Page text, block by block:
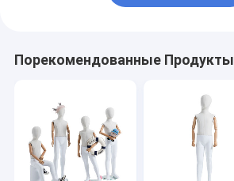
Порекомендованные Продукты